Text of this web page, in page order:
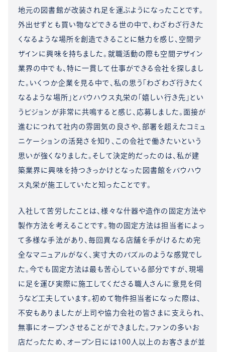
地元の図書館が改装され足を運ぶようになったことです。
外出せずとも買い物などできる世の中で、わざわざ行きた
くなるような場所を創造できることに魅力を感じ、空間デ
ザインに興味を持ちました。就職活動の際も空間デザイン
業界の中でも、特に一貫して仕事ができる会社を探しまし
た。いくつか企業を見る中で、私の思う「わざわざ行きたく
なるような場所」とバウハウス丸栄の「嬉しい行き先」とい
うビジョンが非常に共鳴すると感じ、応募しました。面接が
進むにつれて社内の雰囲気の良さや、部署を超えたコミュ
ニケーションの活発さを知り、この会社で働きたいという
思いが強くなりました。そして決定的だったのは、私が建
築業界に興味を持つきっかけとなった図書館をバウハウ
ス丸栄が施工していたと知ったことです。
入社して苦労したことは、様々な什器や造作の固定方法や
製作方法を考えることです。物の固定方法は担当者によっ
て多様な手法があり、毎回異なる店舗を手がけるため完
全なマニュアルがなく、実寸大のパズルのような感覚でし
た。今でも固定方法は最も苦心している部分ですが、現場
に足を運び実際に施工してくださる職人さんに意見を伺
うなど工夫しています。初めて物件担当者になった際は、
不安もありましたが上司や協力会社の皆さまに支えられ、
無事にオープンさせることができました。ファンの多いお
店だったため、オープン日には100人以上のお客さまが並